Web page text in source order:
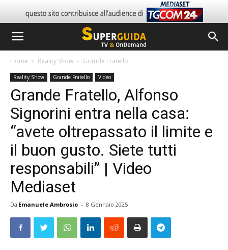
Home Reality Show Grande Fratello
Reality Show Grande Fratello Video
Grande Fratello, Alfonso
Signorini entra nella casa:
“avete oltrepassato il limite e
il buon gusto. Siete tutti
responsabili” | Video
Mediaset
Da Emanuele Ambrosio - 8 Gennaio 2025